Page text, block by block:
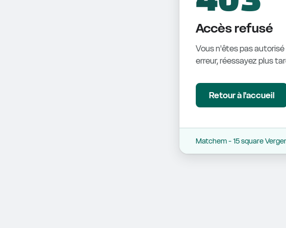
Accès refusé
Vous n'êtes pas
erreur, réessayez plus
Retour à l'accueil
Matchem - 15 square